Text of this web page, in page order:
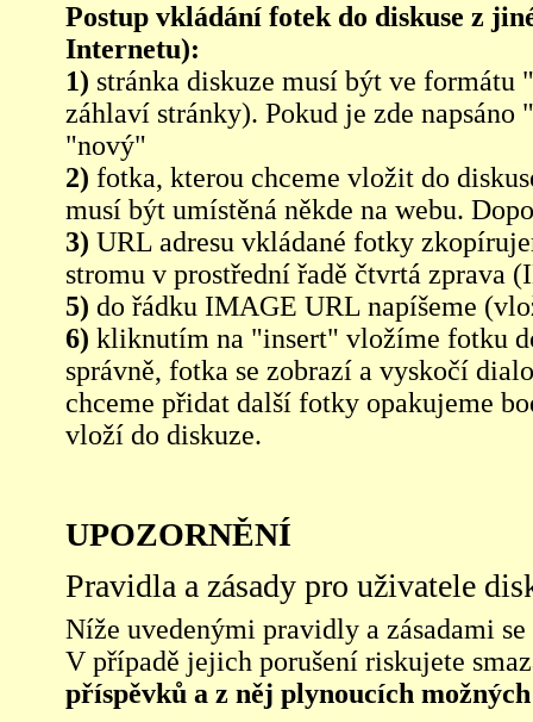
Postup vkládání fotek do diskuse z
Internetu):
1) stránka diskuze musí být ve
záhlaví stránky). Pokud je zde
"nový"
2) fotka, kterou chceme vložit do
musí být umístěná někde na webu.
3) URL adresu vkládané fotky
stromu v prostřední řadě čtvrtá zprava
5) do řádku IMAGE URL napíšeme
6) kliknutím na "insert" vložíme fotku
správně, fotka se zobrazí a vyskočí
chceme přidat další fotky opakujeme
vloží do diskuze.
UPOZORNĚNÍ
Pravidla a zásady pro uživatele
Níže uvedenými pravidly a zásadami
V případě jejich porušení riskujete
příspěvků a z něj plynoucích